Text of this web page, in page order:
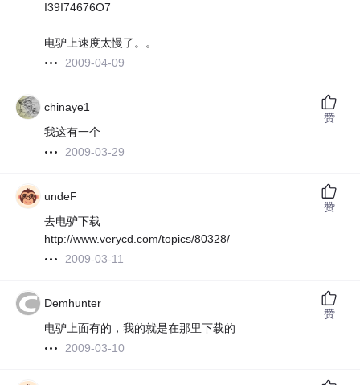
I39I74676O7
电驴上速度太慢了。。
2009-04-09
chinaye1
我这有一个
2009-03-29
赞
undeF
去电驴下载
http://www.verycd.com/topics/80328/
2009-03-11
赞
Demhunter
电驴上面有的，我的就是在那里下载的
2009-03-10
赞